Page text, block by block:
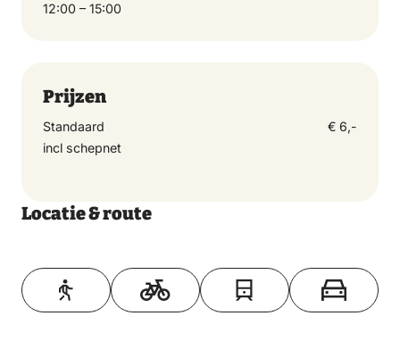
12:00 – 15:00
Prijzen
Standaard
€ 6,-
incl schepnet
Locatie & route
Toon op kaart